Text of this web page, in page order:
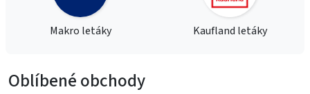
Makro letáky Kaufland letáky
Oblíbené obchody